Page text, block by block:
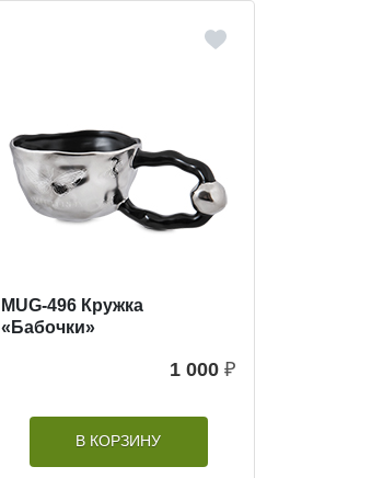
MUG-496 Кружка
«Бабочки»
1 000 ₽
В КОРЗИНУ